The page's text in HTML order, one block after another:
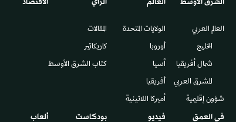
الشرق الأوسط​
العالم العربي
الخليج
شمال أفريقيا
المشرق العربي
شؤون إقليمية
العالم
الولايات المتحدة
أوروبا
آسيا
أفريقيا
أميركا اللاتينية
الرأي
المقالات
كاريكاتير
كتاب الشرق الأوسط
الاقتصاد
في العمق فيديو بودكاست ألعاب